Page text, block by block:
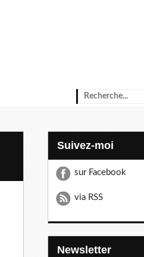
Suivez-moi
sur Facebook
via RSS
Newsletter